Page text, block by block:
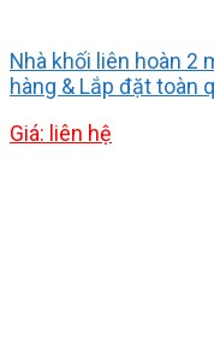
Nhà khối liên hoàn 2
hàng & Lắp đặt toàn
Giá: liên hệ